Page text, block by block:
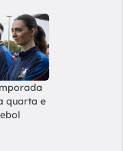
quarta e